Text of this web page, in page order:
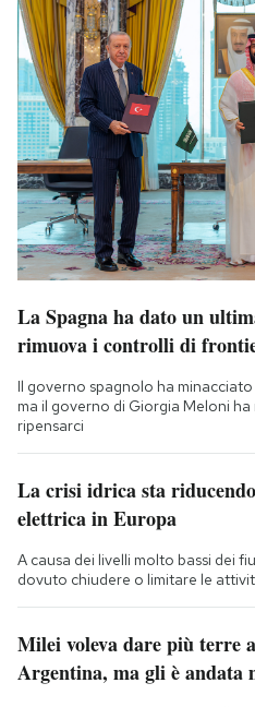
La Spagna ha dato un
rimuova i controlli di
Il governo spagnolo ha
ma il governo di Giorgia Meloni
ripensarci
La crisi idrica sta
elettrica in Europa
A causa dei livelli molto bassi dei
dovuto chiudere o limitare le
Milei voleva dare più terre
Argentina, ma gli è andata